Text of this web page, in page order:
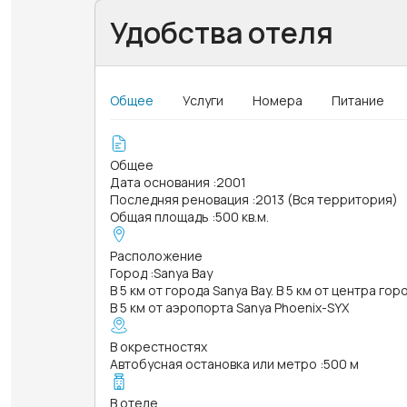
Удобства отеля
Общее Услуги Номера Питание
Общее
Дата основания :2001
Последняя реновация :2013 (Вся территория)
Общая площадь :500 кв.м.
Расположение
Город :Sanya Bay
В 5 км от города Sanya Bay. В 5 км от центра
В 5 км от аэропорта Sanya Phoenix-SYX
В окрестностях
Автобусная остановка или метро :500 м
В отеле